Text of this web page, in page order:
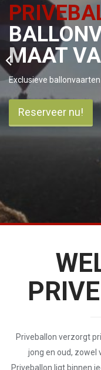
MAAT
Exclusieve
Reserveer nu!
Priveballon verzorgt
jong en oud, zowel
Priveballon ligt binnen